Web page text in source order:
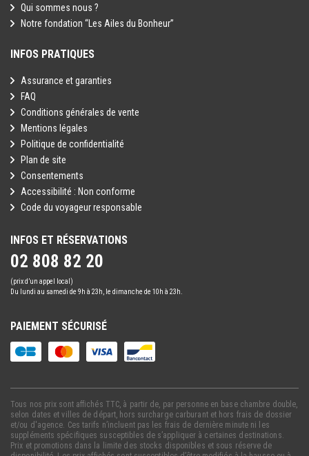
Qui sommes nous ?
Notre fondation “Les Ailes du Bonheur”
INFOS PRATIQUES
Assurance et garanties
FAQ
Conditions générales de vente
Mentions légales
Politique de confidentialité
Plan de site
Consentements
Accessibilité : Non conforme
Code du voyageur responsable
INFOS ET RÉSERVATIONS
02 808 82 20
(prix d’un appel local)
Du lundi au samedi de 9h à 23h, le dimanche de 10h à 23h.
PAIEMENT SÉCURISÉ
Tous nos prix sont affichés TTC, à partir de, par personne en base chambre double,
selon dates et villes de départ, hors surcharge carburant et hors frais de dossier
et/ou d'agence. Ces tarifs n’incluent pas les frais de dernière minute ni les
suppléments spécifiques susceptibles de s’appliquer à certaines destinations.
Prix et promotions dans la limite des stocks disponibles et sous réserve de